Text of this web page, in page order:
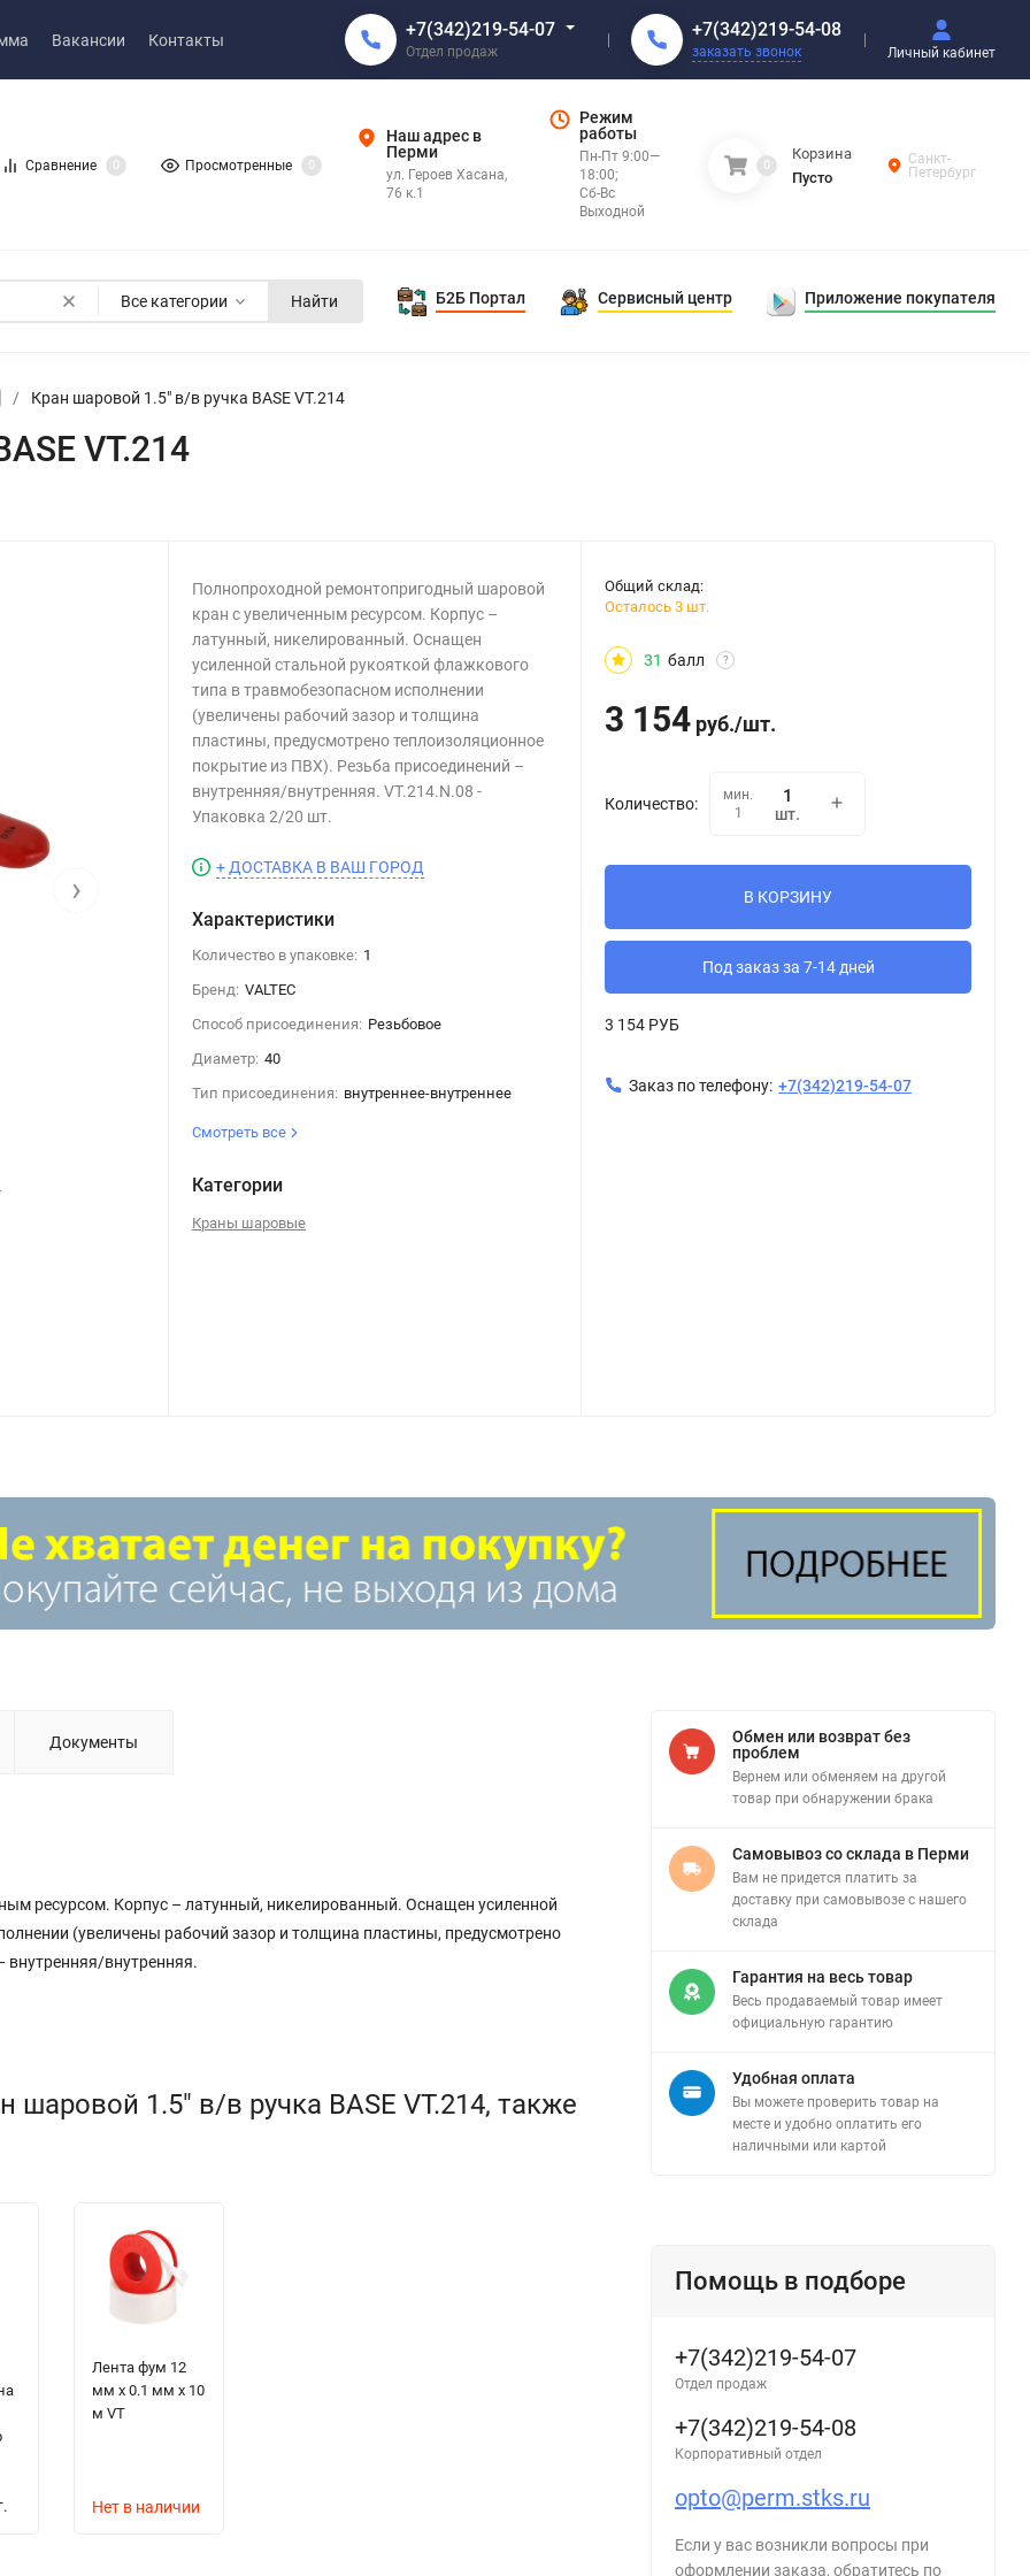
Вакансии Контакты +7(342)219-54-07
Отдел продаж
+7(342)219-54-08
заказать звонок Личный кабинет
Сравнение 0 Просмотренные 0
Наш адрес в
Перми
ул. Героев Хасана,
76 к.1
Режим
работы
Пн-Пт 9:00—
18:00;
Сб-Вс
Выходной
0
Корзина
Пусто
Санкт-
Петербург
Все категории Найти Б2Б Портал Сервисный центр Приложение покупателя
/ Кран шаровой 1.5" в/в ручка BASЕ VT.214
VT.214
Кран шаровой 1.5" в/в ручка BASЕ VT.214
›
Полнопроходной ремонтопригодный шаровой
кран с увеличенным ресурсом. Корпус –
латунный, никелированный. Оснащен
усиленной стальной рукояткой флажкового
типа в травмобезопасном исполнении
(увеличены рабочий зазор и толщина
пластины, предусмотрено теплоизоляционное
покрытие из ПВХ). Резьба присоединений –
внутренняя/внутренняя. VT.214.N.08 -
Упаковка 2/20 шт.
+ ДОСТАВКА В ВАШ ГОРОД
Характеристики
Количество в упаковке: 1
Бренд: VALTEC
Способ присоединения: Резьбовое
Диаметр: 40
Тип присоединения: внутреннее-внутреннее
Смотреть все
Категории
Краны шаровые
Общий склад:
Осталось 3 шт.
31 балл ?
3 154 руб./шт.
Количество:
мин.
1
шт.
В КОРЗИНУ
Под заказ за 7-14 дней
3 154 РУБ
Заказ по телефону: +7(342)219-54-07
Документы
ресурсом. Корпус – латунный, никелированный. Оснащен усиленной
(увеличены рабочий зазор и толщина пластины, предусмотрено
внутренняя/внутренняя.
1.5" в/в ручка BASЕ VT.214, также
Лента фум 12
мм х 0.1 мм х 10
м VT
Нет в наличии
Обмен или возврат без
проблем
Вернем или обменяем на другой
товар при обнаружении брака
Самовывоз со склада в Перми
Вам не придется платить за
доставку при самовывозе с нашего
склада
Гарантия на весь товар
Весь продаваемый товар имеет
официальную гарантию
Удобная оплата
Вы можете проверить товар на
месте и удобно оплатить его
наличными или картой
Помощь в подборе
+7(342)219-54-07
Отдел продаж
+7(342)219-54-08
Корпоративный отдел
opto@perm.stks.ru
Если у вас возникли вопросы при
оформлении заказа, обратитесь по